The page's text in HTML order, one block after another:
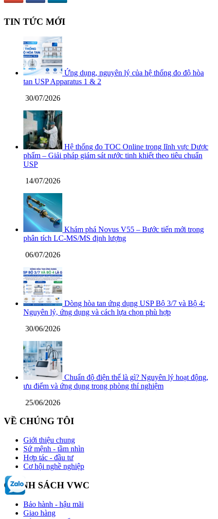
TIN TỨC MỚI
Ứng dụng, nguyên lý của hệ thống đo độ hòa
tan USP Apparatus 1 & 2
30/07/2026
Hệ thống đo TOC Online trong lĩnh vực Dược
phẩm – Giải pháp giám sát nước tinh khiết theo tiêu chuẩn
USP
14/07/2026
Khám phá Novus V55 – Bước tiến mới trong
phân tích LC-MS/MS định lượng
06/07/2026
Dòng hòa tan ứng dụng USP Bộ 3/7 và Bộ 4:
Nguyên lý, ứng dụng và cách lựa chọn phù hợp
30/06/2026
Chuẩn độ điện thế là gì? Nguyên lý hoạt động,
ưu điểm và ứng dụng trong phòng thí nghiệm
25/06/2026
VỀ CHÚNG TÔI
Giới thiệu chung
Sứ mệnh - tầm nhìn
Hợp tác - đầu tư
Cơ hội nghề nghiệp
CHÍNH SÁCH VWC
Bảo hành - hậu mãi
Giao hàng